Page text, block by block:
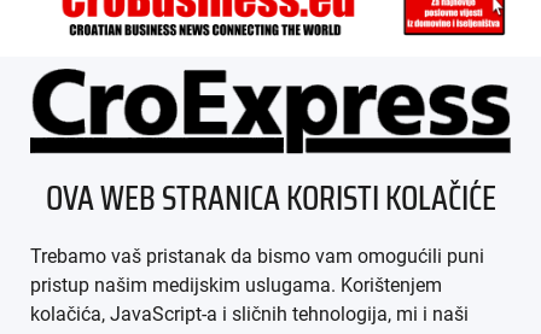
ÜBER UNS
IMPRESSUM
AGB
DATENSCHUTZ
OVA WEB STRANICA KORISTI KOLAČIĆE
Trebamo vaš pristanak da bismo vam omogućili puni
pristup našim medijskim uslugama. Korištenjem
kolačića, JavaScript-a i sličnih tehnologija, mi i naši